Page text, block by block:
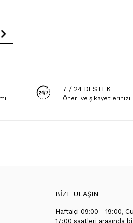
7 / 24 DESTEK
Öneri ve
BİZE ULAŞIN
Haftaiçi 09:00 - 19:00,
17:00 saatleri arasında